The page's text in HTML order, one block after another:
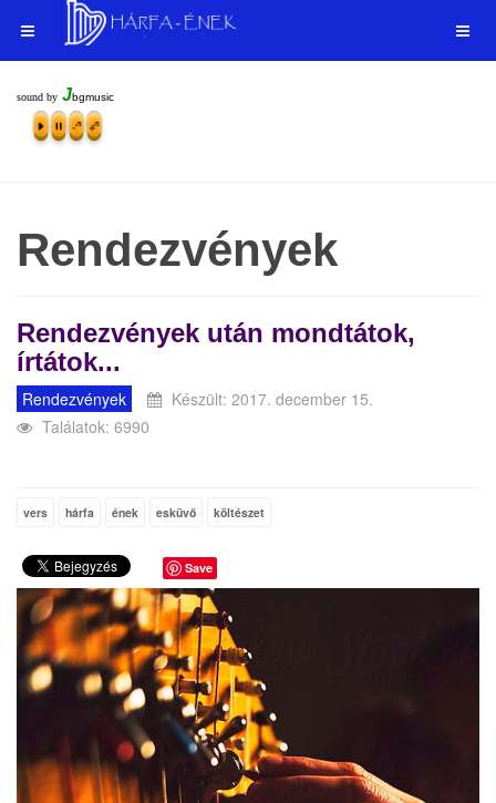
sound by Jbgmusic
Rendezvények
Rendezvények után mondtátok,
írtátok...
Rendezvények
Készült: 2017. december 15.
Találatok: 6990
vers hárfa ének esküvő költészet
Save